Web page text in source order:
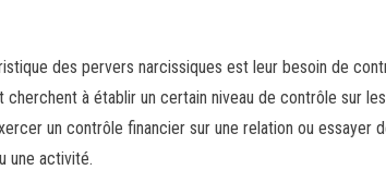
des pervers narcissiques est leur besoin de
à établir un certain niveau de contrôle sur
un contrôle financier sur une relation ou essayer
une activité.